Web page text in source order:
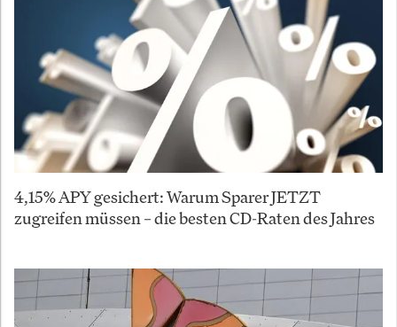
4,15% APY gesichert: Warum Sparer JETZT
zugreifen müssen – die besten CD-Raten des Jahres